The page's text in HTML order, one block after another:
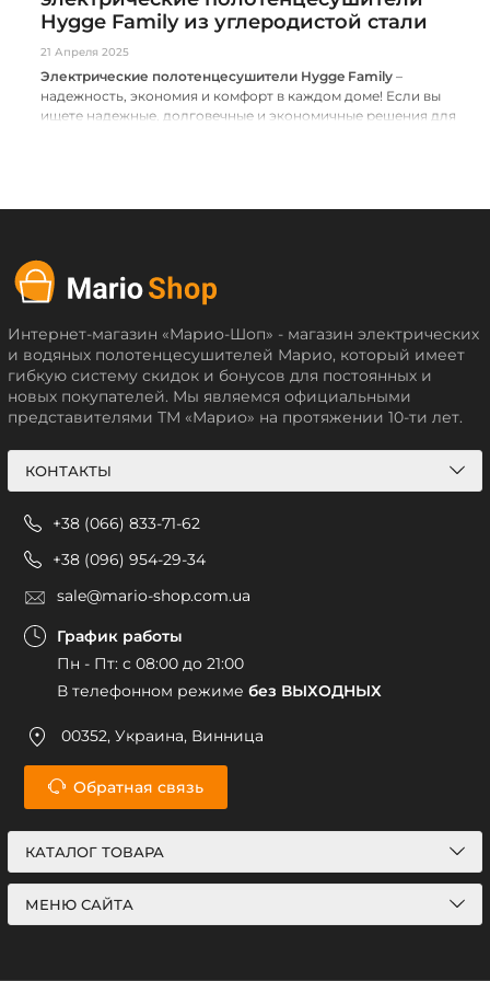
Hygge Family из углеродистой стали
21 Апреля 2025
Электрические полотенцесушители Hygge Family –
надежность, экономия и комфорт в каждом доме! Если вы
ищете надежные, долговечные и экономичные решения для
обогрев и быстрое высушивание полотенец.
Интернет-магазин «Марио-Шоп» - магазин электрических
и водяных полотенцесушителей Марио, который имеет
гибкую систему скидок и бонусов для постоянных и
новых покупателей. Мы являемся официальными
представителями ТМ «Марио» на протяжении 10-ти лет.
КОНТАКТЫ
+38 (066) 833-71-62
+38 (096) 954-29-34
sale@mario-shop.com.ua
График работы
Пн - Пт: с 08:00 до 21:00
В телефонном режиме без ВЫХОДНЫХ
00352, Украина, Винница
Обратная связь
КАТАЛОГ ТОВАРА
МЕНЮ САЙТА